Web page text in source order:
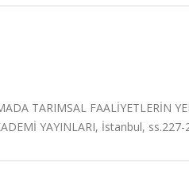
TARIMSAL FAALİYETLERİN
YAYINLARI, İstanbul,